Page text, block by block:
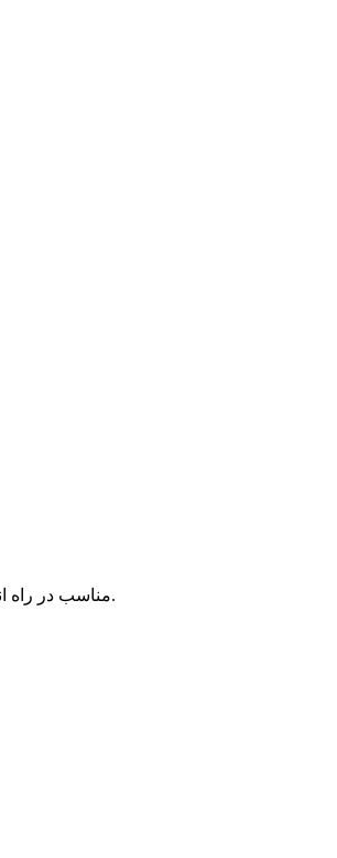
درایور استپر موتور UL2003 درایور استپر موتور UL2003 ماژول درایور استپر موتور ۴ فاز UL2003 مناسب در راه اندازی آسانتر استپ موتور برای اطلاعات بیشتر اینجا کلیک کنید.